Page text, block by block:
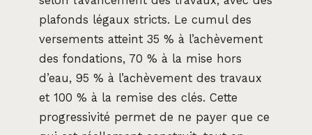
plafonds légaux stricts. Le cumul des
versements atteint 35 % à l’achèvement
des fondations, 70 % à la mise hors
d’eau, 95 % à l’achèvement des travaux
et 100 % à la remise des clés. Cette
progressivité permet de ne payer que ce